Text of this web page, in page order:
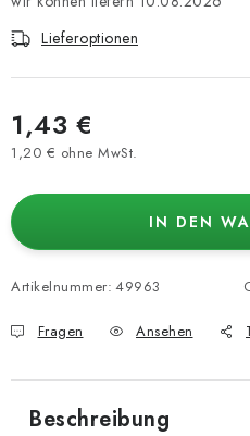
Lieferoptionen
1,43 €
1,20 € ohne MwSt.
IN DEN
Artikelnummer: 49963
Fragen Ansehen
Beschreibung